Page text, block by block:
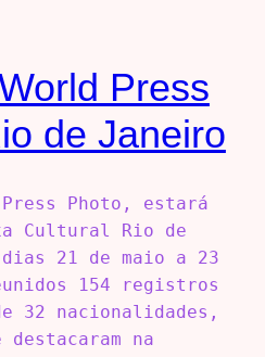
Press
de Janeiro
Photo, estará
Cultural Rio de
21 de maio a 23
154 registros
32 nacionalidades,
destacaram na